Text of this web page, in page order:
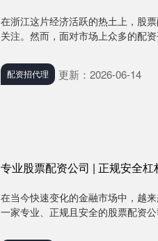
在浙江这片经济活跃的热土上，股
关注。然而，面对市场上众多的配
配资招代理 更新：2026-06-14
专业股票配资公司 | 正规安全杠
在当今快速变化的金融市场中，越
一家专业、正规且安全的股票配资